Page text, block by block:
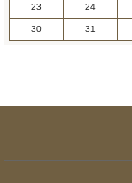
23 24
30 31